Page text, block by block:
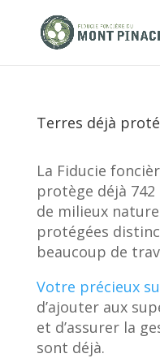
Terres déjà
La Fiducie
protège déjà 742
de milieux
protégées
beaucoup de
Votre précieux
d’ajouter aux
et d’assurer la
sont déjà.